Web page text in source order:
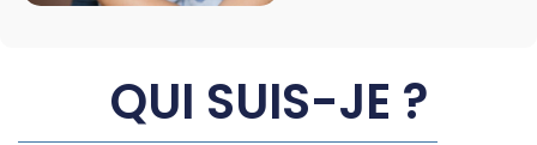
QUI SUIS-JE ?